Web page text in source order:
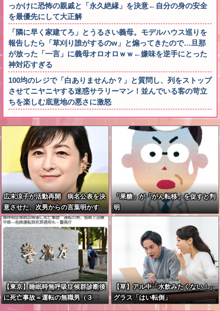
っかけに恐怖の親戚と「永久絶縁」を決意←自分の身の安全
を最優先にして大正解
「隣に早く家建てろ」とうるさい義母。モデルハウス巡りを
報告したら「草刈り誰がするのw」と煽ってきたので…旦那
が放った「一言」に義母オロオロｗｗ←嫌味を逆手にとった
神対応すぎる
100均のレジで「白ありませんか？」と質問し、列をストップ
させてニヤニヤする迷惑サラリーマン！並んでいる客の苛立
ちを楽しむ底意地の悪さに激怒
広末涼子が活動再開 病名公表を決
意させた、次男からの言葉明かす
「果糖」が「がん転移」を促すと判
明
【東京】睡眠時無呼吸症候群診断後
に死亡事故＝運転の無職男（３
４）、独断で治療中断―危険運転致
【草】アル中「水飲みたくない！」
グラス「はい転倒」